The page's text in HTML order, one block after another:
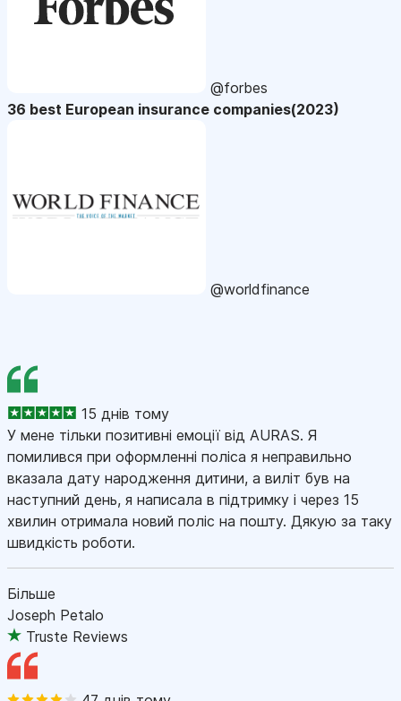
@forbes
36 best European insurance companies(2023)
@worldfinance
15 днів тому
У мене тільки позитивні емоції від AURAS. Я
помилився при оформленні поліса я неправильно
вказала дату народження дитини, а виліт був на
наступний день, я написала в підтримку і через 15
хвилин отримала новий поліс на пошту. Дякую за таку
швидкість роботи.
Більше
Joseph Petalo
Truste Reviews